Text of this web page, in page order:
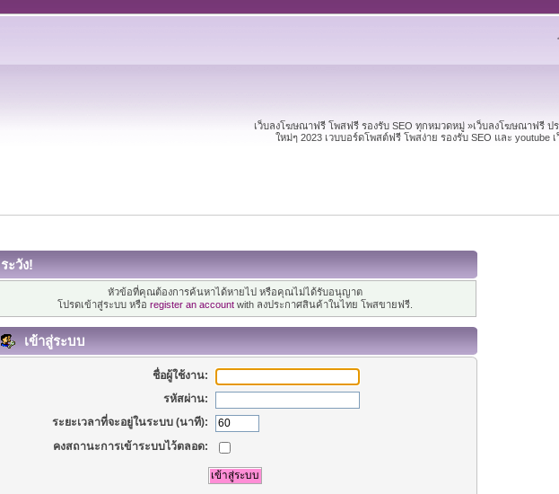
เว็บลงโฆษณาฟรี โพสฟรี รองรับ SEO ทุกหมวดหมู่ »เว็บลงโฆษณาฟรี
ใหม่ๆ 2023 เวบบอร์ดโพสต์ฟรี โพสง่าย รองรับ SEO และ
ระวัง!
หัวข้อที่คุณต้องการค้นหาได้หายไป หรือคุณไม่ได้รับอนุญาต
โปรดเข้าสู่ระบบ หรือ register an account with ลงประกาศสินค้าในไทย โพสขายฟรี.
เข้าสู่ระบบ
ชื่อผู้ใช้งาน:
รหัสผ่าน:
ระยะเวลาที่จะอยู่ในระบบ (นาที):
คงสถานะการเข้าระบบไว้ตลอด: